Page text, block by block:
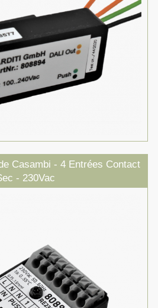
Casambi - 4 Entrées Contact
- 230Vac